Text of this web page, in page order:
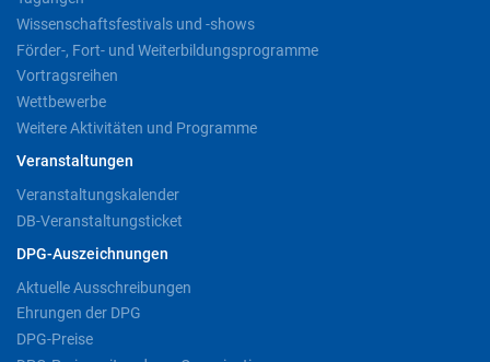
Wissenschaftsfestivals und -shows
Förder-, Fort- und Weiterbildungsprogramme
Vortragsreihen
Wettbewerbe
Weitere Aktivitäten und Programme
Veranstaltungen
Veranstaltungskalender
DB-Veranstaltungsticket
DPG-Auszeichnungen
Aktuelle Ausschreibungen
Ehrungen der DPG
DPG-Preise